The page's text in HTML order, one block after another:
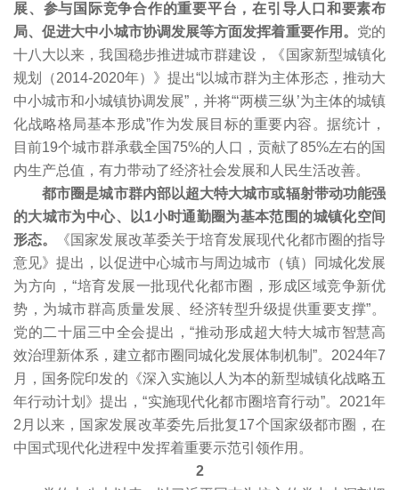
展、参与国际竞争合作的重要平台，在引导人口和要素布
局、促进大中小城市协调发展等方面发挥着重要作用。 党的
十八大以来，我国稳步推进城市群建设，《国家新型城镇化
规划（2014-2020年）》提出“以城市群为主体形态，推动大
中小城市和小城镇协调发展”，并将“‘两横三纵’为主体的城镇
化战略格局基本形成”作为发展目标的重要内容。据统计，
目前19个城市群承载全国75%的人口，贡献了85%左右的国
内生产总值，有力带动了经济社会发展和人民生活改善。
都市圈是城市群内部以超大特大城市或辐射带动功能强
的大城市为中心、以1小时通勤圈为基本范围的城镇化空间
形态。
《国家发展改革委关于培育发展现代化都市圈的指导
意见》提出，以促进中心城市与周边城市（镇）同城化发展
为方向，“培育发展一批现代化都市圈，形成区域竞争新优
势，为城市群高质量发展、经济转型升级提供重要支撑”。
党的二十届三中全会提出，“推动形成超大特大城市智慧高
效治理新体系，建立都市圈同城化发展体制机制”。2024年7
月，国务院印发的《深入实施以人为本的新型城镇化战略五
年行动计划》提出，“实施现代化都市圈培育行动”。2021年
2月以来，国家发展改革委先后批复17个国家级都市圈，在
中国式现代化进程中发挥着重要示范引领作用。
2